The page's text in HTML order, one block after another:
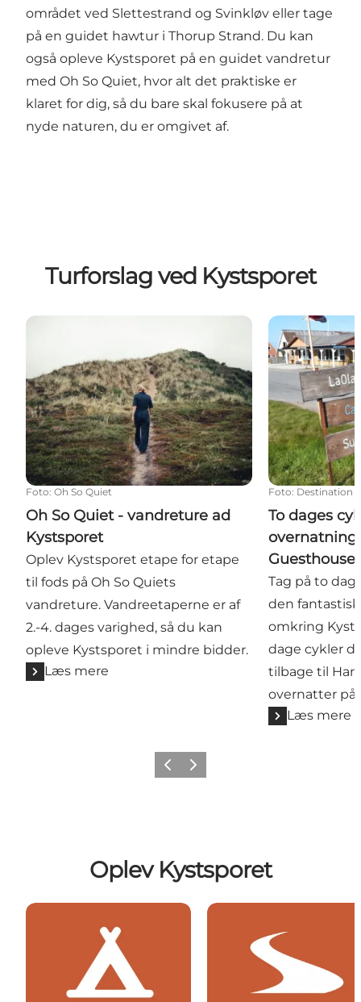
området ved Slettestrand og Svinkløv eller tage
på en guidet hawtur i Thorup Strand. Du kan
også opleve Kystsporet på en guidet vandretur
med Oh So Quiet, hvor alt det praktiske er
klaret for dig, så du bare skal fokusere på at
nyde naturen, du er omgivet af.
Turforslag ved Kystsporet
Oh So Quiet - vandreture ad Kystsporet
Foto: Oh So Quiet
Oh So Quiet - vandreture ad
Kystsporet
Oplev Kystsporet etape for etape
til fods på Oh So Quiets
vandreture. Vandreetaperne er af
2.-4. dages varighed, så du kan
opleve Kystsporet i mindre bidder.
Læs mere
To dages
Foto: Destination
To dages
overnatning
Tag på to
den
omkring
dage cykler
tilbage til
overnatter på
Læs mere
ForrigeNæste
Oplev Kystsporet